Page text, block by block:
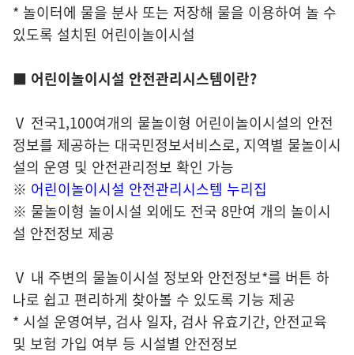
* 놀이터에 물을 분사 또는 저장해 물을 이용하여 놀 수
있도록 설치된 어린이놀이시설
■ 어린이놀이시설 안전관리시스템이란?
Ⅴ 전국1,100여개의 물놀이형 어린이놀이시설의 안전
정보를 제공하는 대국민정보서비스로, 지역별 물놀이시
설의 운영 및 안전관리정보 확인 가능
※ 어린이놀이시설 안전관리시스템 누리집
※ 물놀이형 놀이시설 외에도 전국 8만여 개의 놀이시
설 안전정보 제공
Ⅴ 내 주변의 물놀이시설 정보와 안전정보*를 버튼 하
나로 쉽고 편리하게 찾아볼 수 있도록 기능 제공
* 시설 운영여부, 검사 일자, 검사 유효기간, 안전교육
및 보험 가입 여부 등 시설별 안전정보